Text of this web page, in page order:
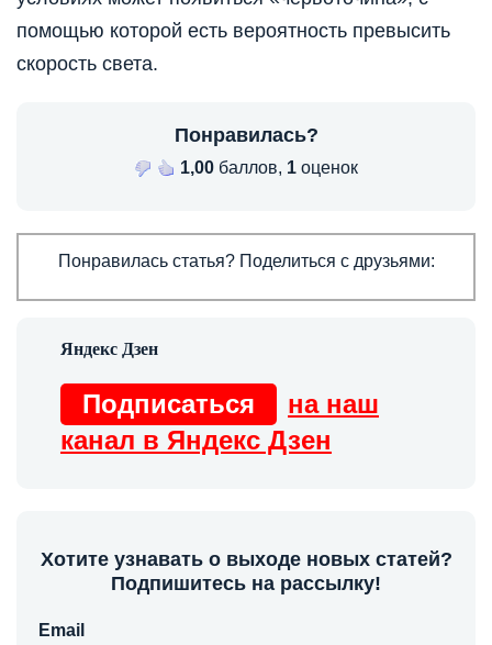
помощью которой есть вероятность превысить
скорость света.
Понравилась?
1,00 баллов, 1 оценок
Понравилась статья? Поделиться с друзьями:
Подписаться
на наш
канал в Яндекс Дзен
Хотите узнавать о выходе новых статей?
Подпишитесь на рассылку!
Email